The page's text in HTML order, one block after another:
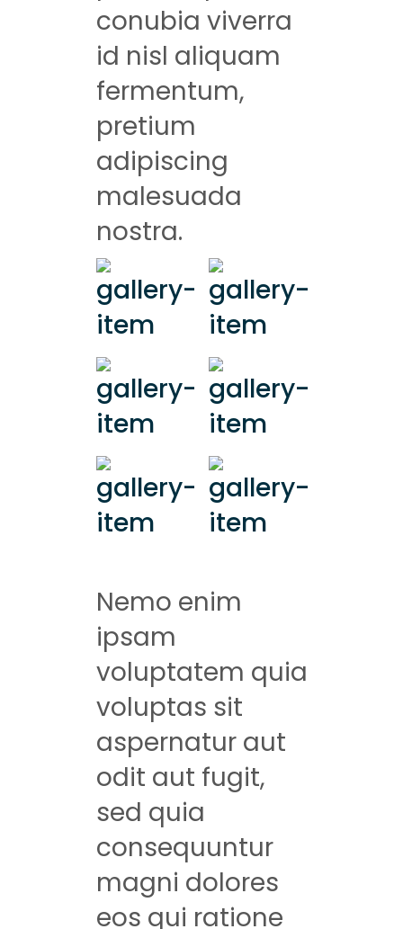
conubia viverra
id nisl aliquam
fermentum,
pretium
adipiscing
malesuada
nostra.
Nemo enim
ipsam
voluptatem quia
voluptas sit
aspernatur aut
odit aut fugit,
sed quia
consequuntur
magni dolores
eos qui ratione